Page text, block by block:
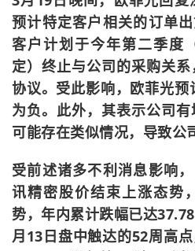
预计特定客户相关的订单
客户计划于今年第二季度
定）终止与公司的采购关
协议。受此影响，欧菲光
为负。此外，其表示公司
可能存在类似情况，导致公
受前述诸多不利消息影响
讯精密股价结束上涨态势
势，年内累计跌幅已达
月13日盘中触达的52周高